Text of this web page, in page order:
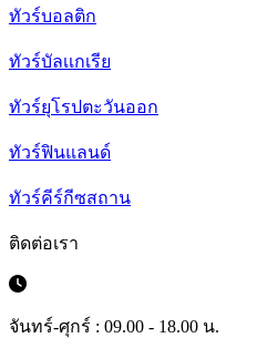
ทัวร์บอลติก
ทัวร์บัลเเกเรีย
ทัวร์ยุโรปตะวันออก
ทัวร์ฟินแลนด์
ทัวร์คีร์กีซสถาน
ติดต่อเรา
จันทร์-ศุกร์ : 09.00 - 18.00 น.